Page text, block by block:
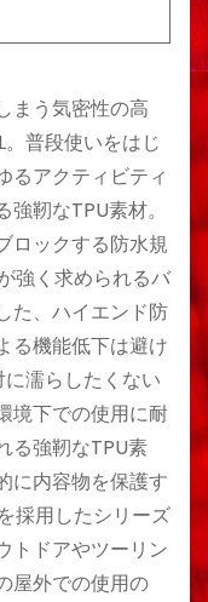
まう気密性の高
普段使いをはじ
るアクティビティ
靭なTPU素材。
ロックする防水規
強く求められるバ
た、ハイエンド防
る機能低下は避け
濡らしたくない
境下での使用に耐
る強靭なTPU素
に内容物を保護す
採用したシリーズ
トドアやツーリン
屋外での使用の